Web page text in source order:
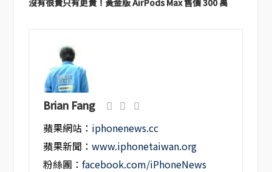
沒有很貴只有更貴！黃金版 AirPods Max 售價 300 萬
Brian Fang
蘋果網站： iphonenews.cc
蘋果新聞：www.iphonetaiwan.org
粉絲團：facebook.com/iPhoneNews